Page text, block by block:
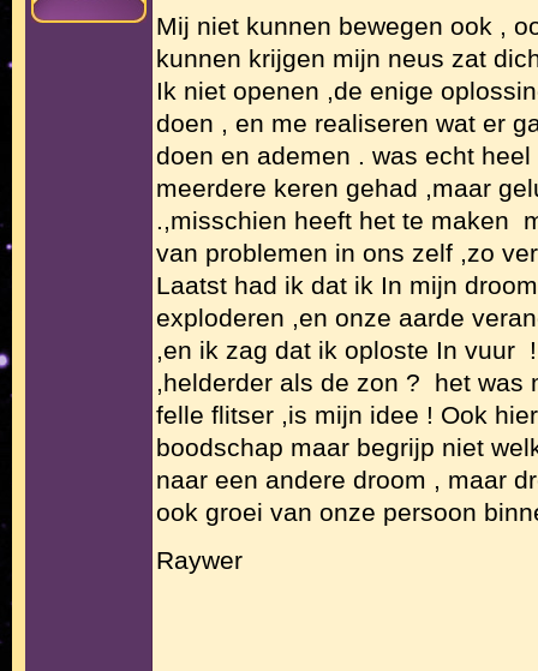
Mij niet kunnen bewegen ook ,
kunnen krijgen mijn neus zat
Ik niet openen ,de enige
doen , en me realiseren wat er
doen en ademen . was echt
meerdere keren gehad ,maar
.,misschien heeft het te maken
van problemen in ons zelf ,zo
Laatst had ik dat ik In mijn
exploderen ,en onze aarde
,en ik zag dat ik oploste In vuur
,helderder als de zon ? het was
felle flitser ,is mijn idee ! Ook
boodschap maar begrijp niet
naar een andere droom , maar
ook groei van onze persoon
Raywer